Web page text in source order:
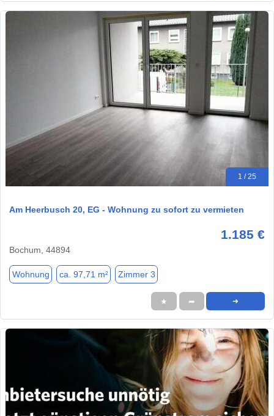
1 / 25
Am Heerbusch 20, EG - Wohnung zu sofort zu vermieten
1.185 €
Bochum, 44894
Wohnung ca. 97,71 m² Zimmer 3
★ ➦ ➜